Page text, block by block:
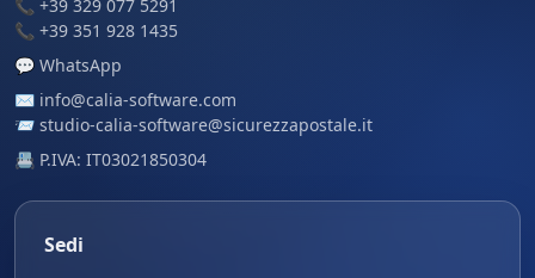
📞 +39 329 077 5291
📞 +39 351 928 1435
💬 WhatsApp
✉️ info@calia-software.com
📨 studio-calia-software@sicurezzapostale.it
📇 P.IVA: IT03021850304
Sedi